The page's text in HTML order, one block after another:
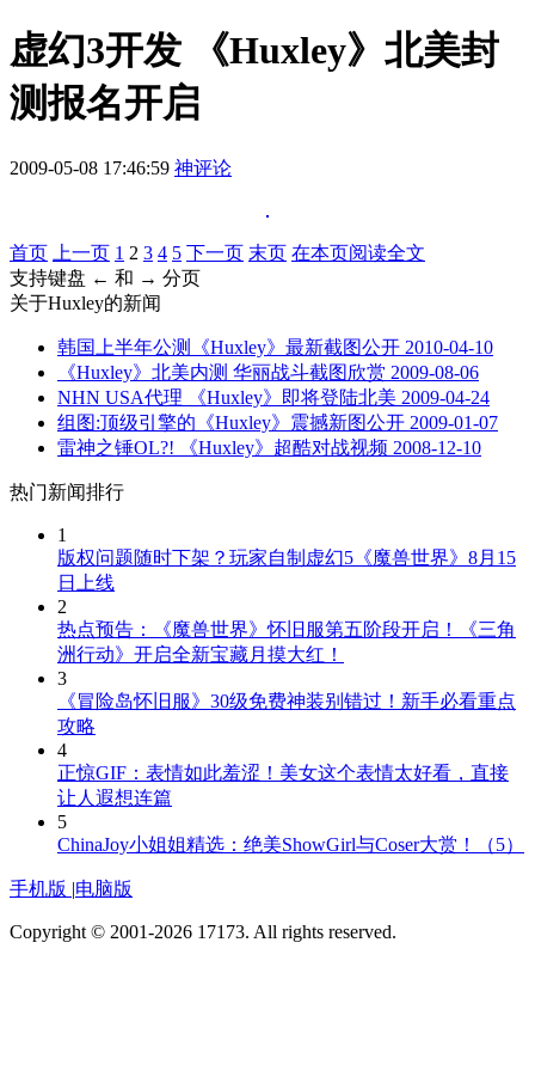
虚幻3开发 《Huxley》北美封
测报名开启
2009-05-08 17:46:59 神评论
首页 上一页 1 2 3 4 5 下一页 末页 在本页阅读全文
支持键盘 ← 和 → 分页
关于Huxley的新闻
韩国上半年公测《Huxley》最新截图公开 2010-04-10
《Huxley》北美内测 华丽战斗截图欣赏 2009-08-06
NHN USA代理 《Huxley》即将登陆北美 2009-04-24
组图:顶级引擎的《Huxley》震撼新图公开 2009-01-07
雷神之锤OL?! 《Huxley》超酷对战视频 2008-12-10
热门新闻排行
1
版权问题随时下架？玩家自制虚幻5《魔兽世界》8月15
日上线
2
热点预告：《魔兽世界》怀旧服第五阶段开启！《三角
洲行动》开启全新宝藏月摸大红！
3
《冒险岛怀旧服》30级免费神装别错过！新手必看重点
攻略
4
正惊GIF：表情如此羞涩！美女这个表情太好看，直接
让人遐想连篇
5
ChinaJoy小姐姐精选：绝美ShowGirl与Coser大赏！（5）
手机版 |电脑版
Copyright © 2001-2026 17173. All rights reserved.